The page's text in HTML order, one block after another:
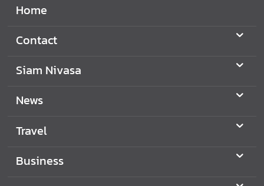
Home
Contact
Siam Nivasa
News
Travel
Business